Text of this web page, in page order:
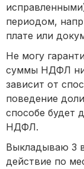
периодом,
плате или
Не могу
суммы НДФЛ
зависит от
поведение
способе будет
НДФЛ.
Выкладываю 3
действие по